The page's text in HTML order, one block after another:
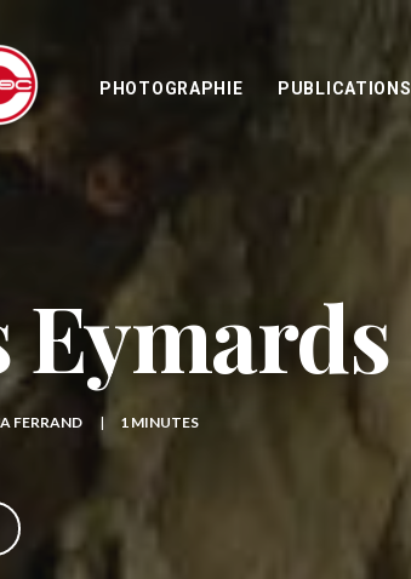
PHOTOGRAPHIE PUBLICATIONS
Eymards
FERRAND | 1 MINUTES